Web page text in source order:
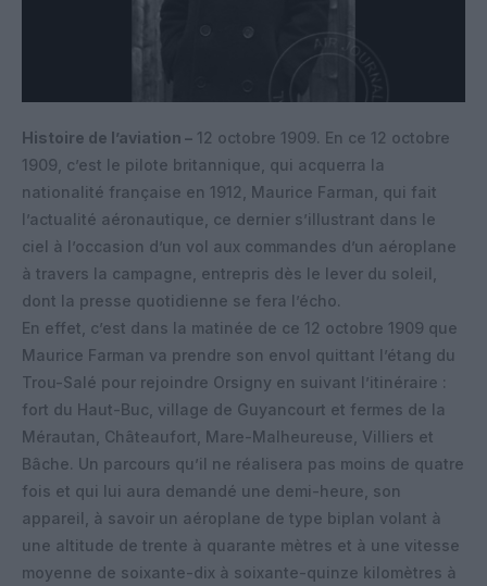
Histoire de l’aviation – 12 octobre 1909. En ce 12 octobre
1909, c’est le pilote britannique, qui acquerra la
nationalité française en 1912, Maurice Farman, qui fait
l’actualité aéronautique, ce dernier s’illustrant dans le
ciel à l’occasion d’un vol aux commandes d’un aéroplane
à travers la campagne, entrepris dès le lever du soleil,
dont la presse quotidienne se fera l’écho.
En effet, c’est dans la matinée de ce 12 octobre 1909 que
Maurice Farman va prendre son envol quittant l’étang du
Trou-Salé pour rejoindre Orsigny en suivant l’itinéraire :
fort du Haut-Buc, village de Guyancourt et fermes de la
Mérautan, Châteaufort, Mare-Malheureuse, Villiers et
Bâche. Un parcours qu’il ne réalisera pas moins de quatre
fois et qui lui aura demandé une demi-heure, son
appareil, à savoir un aéroplane de type biplan volant à
une altitude de trente à quarante mètres et à une vitesse
moyenne de soixante-dix à soixante-quinze kilomètres à